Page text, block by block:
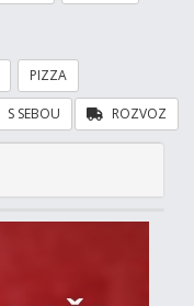
PIZZA
ROZVOZ
S SEBOU